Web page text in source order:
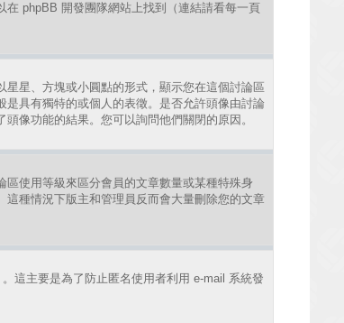
phpBB 開發團隊網站上找到（連結請看每一頁
星、方塊或小圓點的形式，顯示您在這個討論區
具有獨特的或個人的表徵。是否允許頭像由討論
像功能的結果。您可以詢問他們關閉的原因。
使用等級來區分會員的文章數量或某種特殊身
種情況下版主和管理員反而會大量刪除您的文章
這主要是為了防止匿名使用者利用 e-mail 系統發